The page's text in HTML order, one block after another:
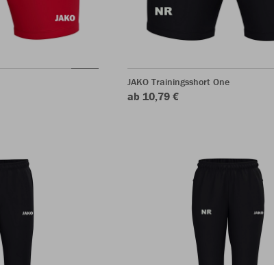
JAKO Trainingsshort One
ab 10,79 €